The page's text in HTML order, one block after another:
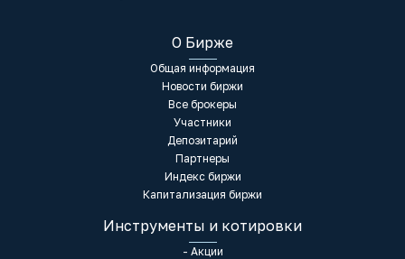
О Бирже
Общая информация
Новости биржи
Все брокеры
Участники
Депозитарий
Партнеры
Индекс биржи
Капитализация биржи
Инструменты и котировки
- Акции